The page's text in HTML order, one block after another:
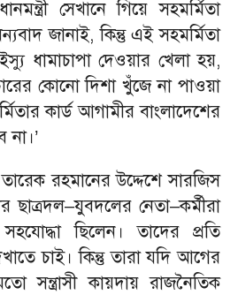
সেখানে গিয়ে সহমর্মিতা
জানাই, কিন্তু এই সহমর্মিতা
ধামাচাপা দেওয়ার খেলা হয়,
কোনো দিশা খুঁজে না পাওয়া
কার্ড আগামীর বাংলাদেশের
তারেক রহমানের উদ্দেশে সারজিস
নেতা–কর্মীরা
ছিলেন। তাদের প্রতি
চাই। কিন্তু তারা যদি আগের
সন্ত্রাসী কায়দায় রাজনৈতিক